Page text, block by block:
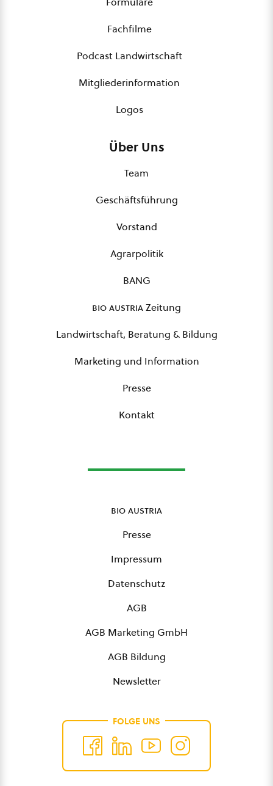
Fachfilme
Podcast Landwirtschaft
Mitgliederinformation
Logos
Über Uns
Team
Geschäftsführung
Vorstand
Agrarpolitik
BANG
bio austriaZeitung
Landwirtschaft, Beratung & Bildung
Marketing und Information
Presse
Kontakt
bio austria
Presse
Impressum
Datenschutz
AGB
AGB Marketing GmbH
AGB Bildung
Newsletter
FOLGE UNS